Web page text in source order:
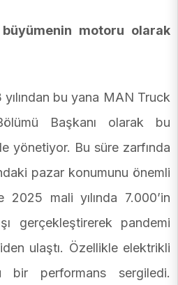
motoru olarak
bu yana MAN Truck
Başkanı olarak bu
yönetiyor. Bu süre zarfında
pazar konumunu önemli
mali yılında 7.000’in
gerçekleştirerek pandemi
ulaştı. Özellikle elektrikli
bir performans sergiledi.